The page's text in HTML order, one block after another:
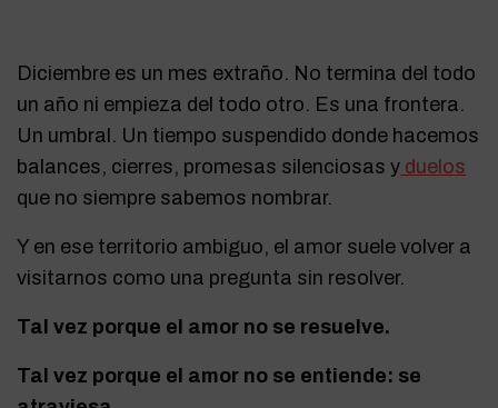
Diciembre es un mes extraño. No termina del todo
un año ni empieza del todo otro. Es una frontera.
Un umbral. Un tiempo suspendido donde hacemos
balances, cierres, promesas silenciosas y duelos
que no siempre sabemos nombrar.
Y en ese territorio ambiguo, el amor suele volver a
visitarnos como una pregunta sin resolver.
Tal vez porque el amor no se resuelve.
Tal vez porque el amor no se entiende: se